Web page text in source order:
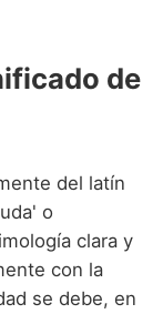
por Q
por R
por T
por U
por V
de
del latín
o
clara y
con la
se debe, en